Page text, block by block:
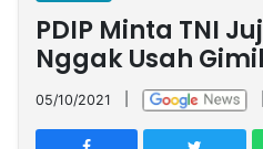
Nasional
International
Olahraga
Entertainment
Daerah
Pariwisata
Kuliner
Kolom
Network
PDIP Minta TNI
Nggak Usah
05/10/2021